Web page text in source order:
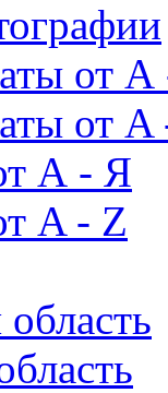
от А
от A
А - Я
A - Z